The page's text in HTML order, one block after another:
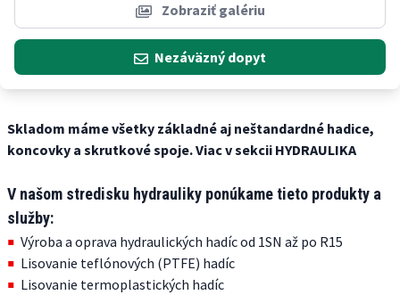
Zobraziť galériu
Nezáväzný dopyt
Skladom máme všetky základné aj neštandardné hadice,
koncovky a skrutkové spoje. Viac v sekcii HYDRAULIKA
V našom stredisku hydrauliky ponúkame tieto produkty a
služby:
Výroba a oprava hydraulických hadíc od 1SN až po R15
Lisovanie teflónových (PTFE) hadíc
Lisovanie termoplastických hadíc